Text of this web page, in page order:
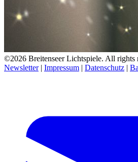
©2026 Breitenseer Lichtspiele. All rights
Newsletter| Impressum | Datenschutz |